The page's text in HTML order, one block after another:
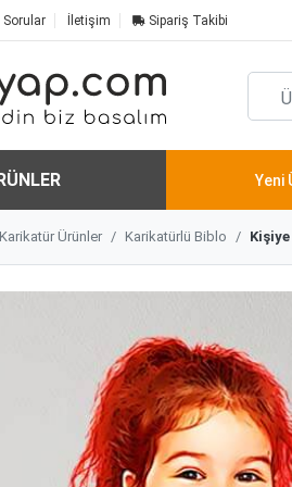
Sorular İletişim Sipariş Takibi
Yeni
Ürünler Karikatürlü Biblo